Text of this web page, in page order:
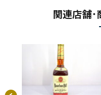
関連店舗･